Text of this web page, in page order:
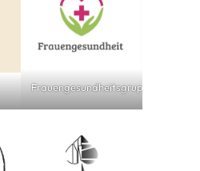
Frauengesundheitsgruppe